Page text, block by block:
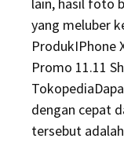
lain, hasil foto
yang meluber
ProdukIPhone
Promo 11.11
dengan cepat
tersebut